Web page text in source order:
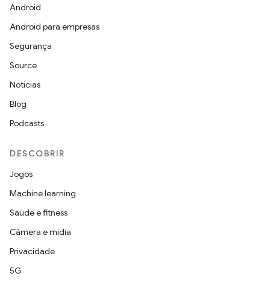
Android
Android para empresas
Segurança
Source
Notícias
Blog
Podcasts
DESCOBRIR
Jogos
Machine learning
Saúde e fitness
Câmera e mídia
Privacidade
5G